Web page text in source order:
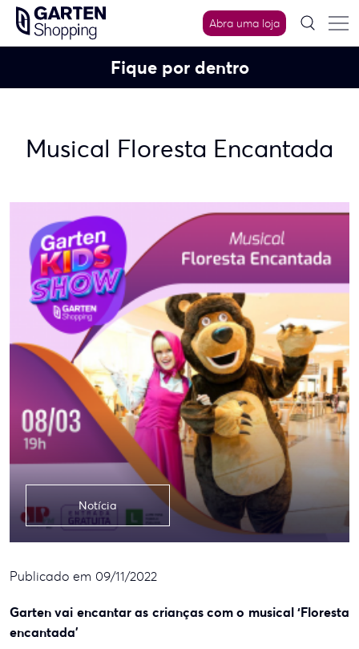
Skip
content
Abra uma loja
Fique por dentro
Musical Floresta Encantada
Notícia
Publicado em 09/11/2022
Garten vai encantar as crianças com o musical ‘Floresta
encantada’